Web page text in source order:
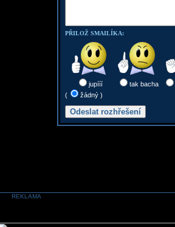
PŘILOŽ SMAILÍKA:
jupííí tak bacha
(
žádný )
REKLAMA